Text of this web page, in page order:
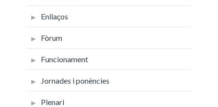
Enllaços
Fòrum
Funcionament
Jornades i ponències
Plenari